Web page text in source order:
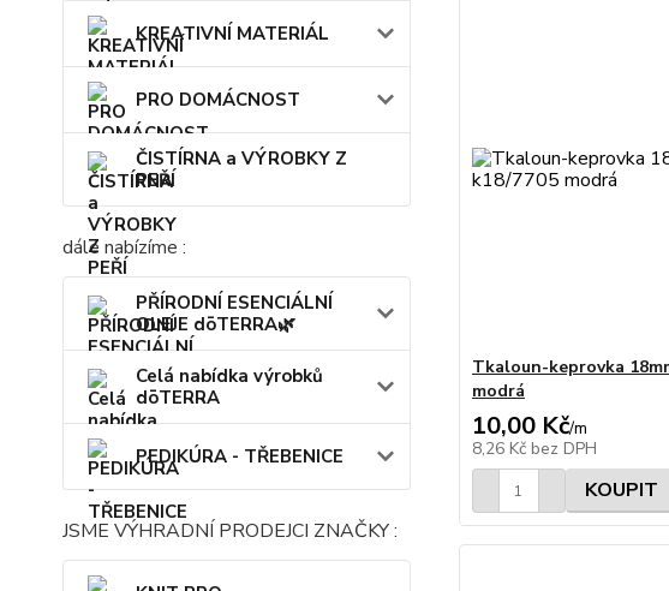
KREATIVNÍ MATERIÁL
PRO DOMÁCNOST
ČISTÍRNA a VÝROBKY Z
PEŘÍ
dále nabízíme :
PŘÍRODNÍ ESENCIÁLNÍ
OLEJE dōTERRA🌿
Celá nabídka výrobků
dōTERRA
PEDIKÚRA - TŘEBENICE
JSME VÝHRADNÍ PRODEJCI ZNAČKY :
Tkaloun-keprovka
modrá
10,00 Kč/m
8,26 Kč bez DPH
KOUPIT